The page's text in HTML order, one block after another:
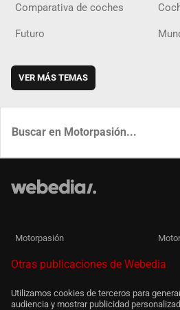
Comparativa de coches
Futuro
VER MÁS TEMAS
Motorpasión
Otras publicaciones de Webedia
Utilizamos cookies de terceros para
audiencia y mostrar publicidad